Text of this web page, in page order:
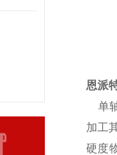
恩派
单
加工
硬度